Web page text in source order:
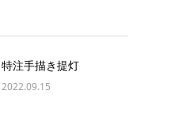
特注手描き提灯
2022.09.15